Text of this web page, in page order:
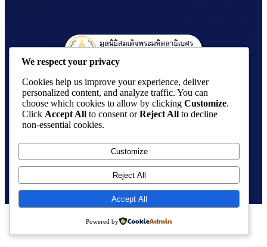
สำนักงาน : อาคารมูลนิธิสมเด็จพระมหิตลาธิเบศร
อดุลยเดชวิกรม พระบรมราชชนก
(อาคารภายในบริเวณวัดปทุมวนาราม) 969 ถนน
พระราม 1 แขวงวังใหม่ เขตปทุมวัน กทม. 10330
โทรศัพท์ : 02-254-2545-6
โทรสาร : 02-658-1985
We respect your privacy
Cookies help us improve your experience, deliver
personalized content, and analyze traffic. You can
choose which cookies to allow by clicking Customize.
Click Accept All to consent orReject All to decline
non-essential cookies.
Customize
Reject All
Accept All
Powered by